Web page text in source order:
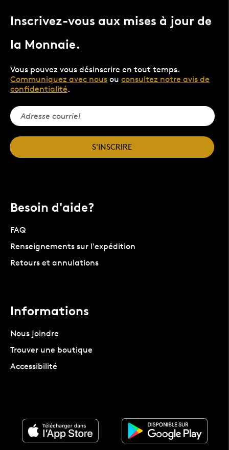
Inscrivez-vous aux mises à jour de
la Monnaie.
Vous pouvez vous désinscrire en tout temps.
Communiquez avec nous ou consultez notre avis de
confidentialité.
S'INSCRIRE
Besoin d'aide?
FAQ
Renseignements sur l'expédition
Retours et annulations
Informations
Nous joindre
Trouver une boutique
Accessibilité